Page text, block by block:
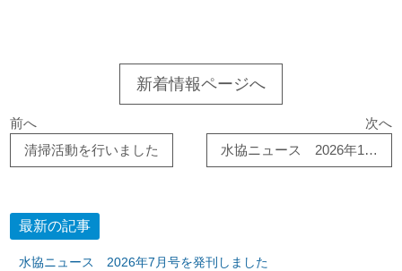
新着情報ページへ
前へ
清掃活動を行いました
次へ
水協ニュース 2026年1月号を発刊しました
最新の記事
水協ニュース 2026年7月号を発刊しました